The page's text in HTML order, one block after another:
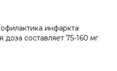
инфаркта
составляет 75-160 мг